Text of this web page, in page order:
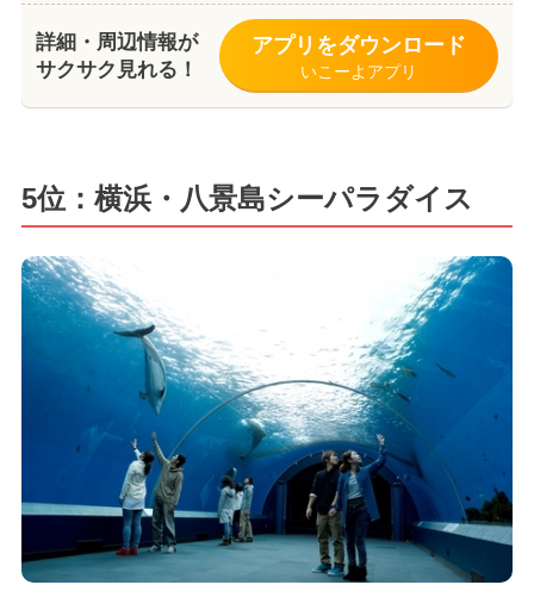
詳細・周辺情報が
サクサク見れる！
アプリをダウンロード
いこーよアプリ
5位：横浜・八景島シーパラダイス